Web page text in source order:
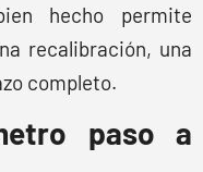
hecho permite
recalibración, una
completo.
paso a